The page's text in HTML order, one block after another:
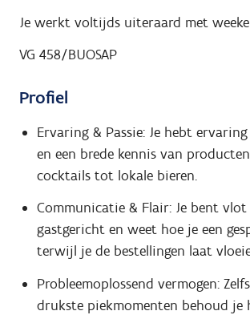
Je werkt voltijds uiteraard met
VG 458/BUOSAP
Profiel
Ervaring & Passie: Je hebt
en een brede kennis van
cocktails tot lokale bieren.
Communicatie & Flair: Je bent
gastgericht en weet hoe je een
terwijl je de bestellingen laat
Probleemoplossend vermogen:
drukste piekmomenten behoud je